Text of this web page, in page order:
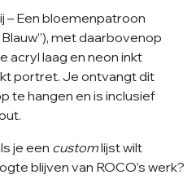
– Een bloemenpatroon
met daarbovenop
acryl laag en neon inkt
portret. Je ontvangt dit
te hangen en is inclusief
je een customlijst wilt
blijven van ROCO’s werk?